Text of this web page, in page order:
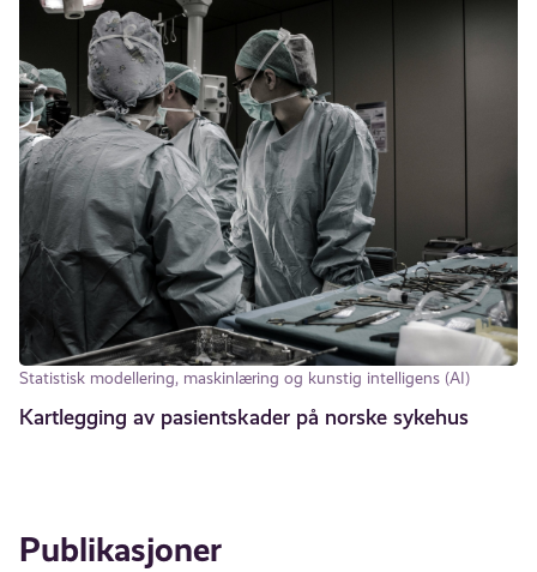
Statistisk modellering, maskinlæring og kunstig intelligens (AI)
Kartlegging av pasientskader på norske sykehus
Publikasjoner